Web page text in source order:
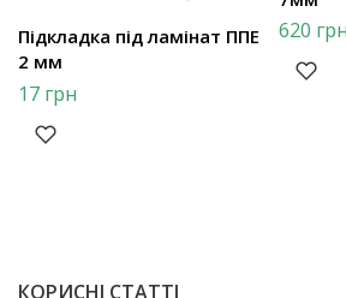
Підкладка під ламінат ППЕ
2 мм
17 грн
620 грн
КОРИСНІ СТАТТІ